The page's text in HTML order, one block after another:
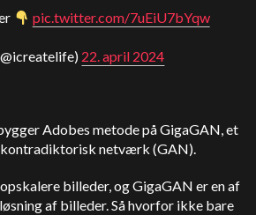
pic.twitter.com/7uEiU7bYqw
22. april 2024
Adobes metode på GigaGAN, et
netværk (GAN).
billeder, og GigaGAN er en af
af billeder. Så hvorfor ikke bare